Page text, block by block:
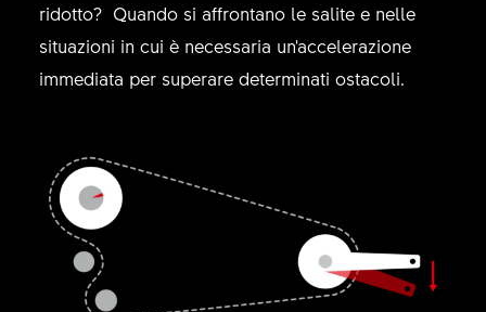
ridotto? Quando si affrontano le salite e nelle
situazioni in cui è necessaria un'accelerazione
immediata per superare determinati ostacoli.